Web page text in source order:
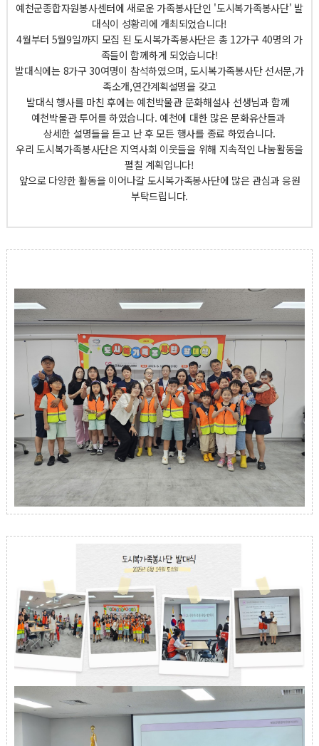
예천군종합자원봉사센터에 새로운 가족봉사단인 '도시복가족봉사단' 발
대식이 성황리에 개최되었습니다!
4월부터 5월9일까지 모집 된 도시복가족봉사단은 총 12가구 40명의 가
족들이 함께하게 되었습니다!
발대식에는 8가구 30여명이 참석하였으며, 도시복가족봉사단 선서문,가
족소개,연간계획설명을 갖고
발대식 행사를 마친 후에는 예천박물관 문화해설사 선생님과 함께
예천박물관 투어를 하였습니다. 예천에 대한 많은 문화유산들과
상세한 설명들을 듣고 난 후 모든 행사를 종료 하였습니다.
우리 도시복가족봉사단은 지역사회 이웃들을 위해 지속적인 나눔활동을
펼칠 계획입니다!
앞으로 다양한 활동을 이어나갈 도시복가족봉사단에 많은 관심과 응원
부탁드립니다.